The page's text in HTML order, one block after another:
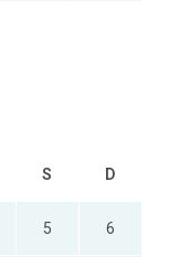
S D
5 6